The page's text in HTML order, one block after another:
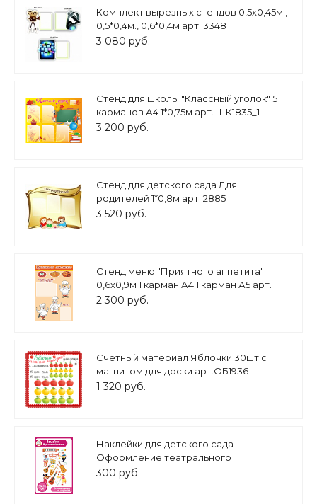
Комплект вырезных стендов 0,5х0,45м.,
0,5*0,4м., 0,6*0,4м арт. 3348
3 080 руб.
Стенд для школы "Классный уголок" 5
карманов А4 1*0,75м арт. ШК1835_1
3 200 руб.
Стенд для детского сада Для
родителей 1*0,8м арт. 2885
3 520 руб.
Стенд меню "Приятного аппетита"
0,6х0,9м 1 карман А4 1 карман А5 арт.
2535
2 300 руб.
Счетный материал Яблочки 30шт с
магнитом для доски арт.ОБ1936
1 320 руб.
Наклейки для детского сада
Оформление театрального
музыкального уголка Музыкальный
300 руб.